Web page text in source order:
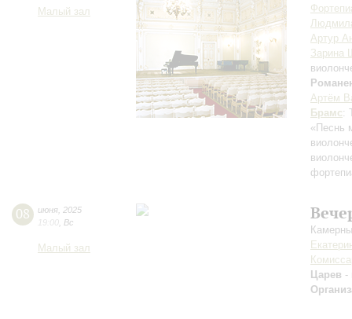
Малый зал
Артур
Зарина
Артём
Брамс:
«Песнь
08 июня 2025
19:00 Вс
Малый зал
Царев -